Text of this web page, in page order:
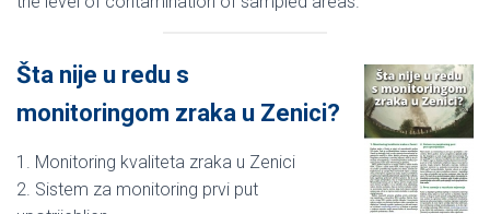
Šta nije u redu s
monitoringom zraka u Zenici?
1. Monitoring kvaliteta zraka u Zenici
2. Sistem za monitoring prvi put